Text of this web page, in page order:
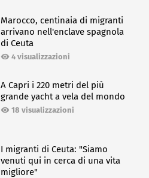
Marocco, centinaia di migranti
arrivano nell'enclave spagnola
di Ceuta
4 visualizzazioni
A Capri i 220 metri del più
grande yacht a vela del mondo
18 visualizzazioni
I migranti di Ceuta: "Siamo
venuti qui in cerca di una vita
migliore"